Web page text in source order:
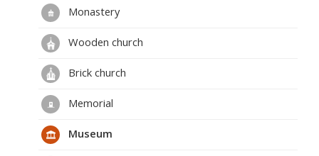
Monastery
Wooden church
Brick church
Memorial
Museum